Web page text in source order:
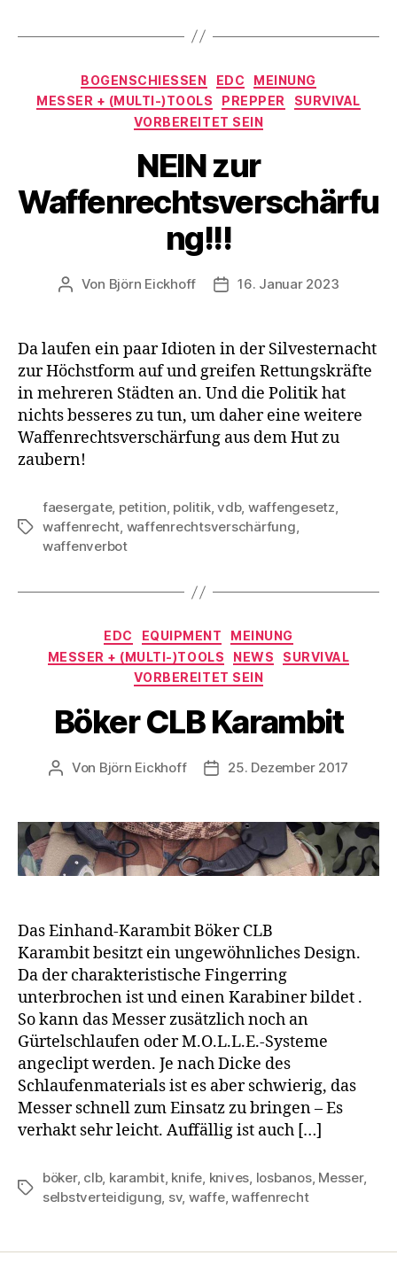
Kategorien
BOGENSCHIESSEN EDC
MEINUNG
MESSER + (MULTI-)TOOLS
PREPPER
SURVIVAL
VORBEREITET SEIN
NEIN zur
Waffenrechtsverschärfu
ng!!!
Beitragsautor
Von Björn Eickhoff Veröffentlichungsdatum
16. Januar 2023
Da laufen ein paar Idioten in der Silvesternacht
zur Höchstform auf und greifen Rettungskräfte
in mehreren Städten an. Und die Politik hat
nichts besseres zu tun, um daher eine weitere
Waffenrechtsverschärfung aus dem Hut zu
zaubern!
Schlagwörter
faesergate, petition, politik,vdb, waffengesetz,
waffenrecht, waffenrechtsverschärfung,
waffenverbot
Kategorien
EDC EQUIPMENT
MEINUNG
MESSER + (MULTI-)TOOLS
NEWS
SURVIVAL
VORBEREITET SEIN
Böker CLB Karambit
Beitragsautor
Von Björn Eickhoff Veröffentlichungsdatum
25. Dezember 2017
Das Einhand-Karambit Böker CLB
Karambit besitzt ein ungewöhnliches Design.
Da der charakteristische Fingerring
unterbrochen ist und einen Karabiner bildet .
So kann das Messer zusätzlich noch an
Gürtelschlaufen oder M.O.L.L.E.-Systeme
angeclipt werden. Je nach Dicke des
Schlaufenmaterials ist es aber schwierig, das
Messer schnell zum Einsatz zu bringen – Es
verhakt sehr leicht. Auffällig ist auch […]
Schlagwörter
böker, clb, karambit, knife, knives, losbanos, Messer,
selbstverteidigung, sv, waffe,waffenrecht